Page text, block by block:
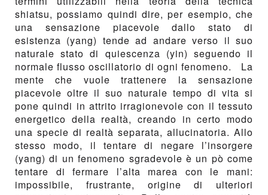
shiatsu, possiamo quindi dire, per esempio, che
una sensazione piacevole dallo stato di
esistenza (yang) tende ad andare verso il suo
naturale stato di quiescenza (yin) seguendo il
normale flusso oscillatorio di ogni fenomeno. La
mente che vuole trattenere la sensazione
piacevole oltre il suo naturale tempo di vita si
pone quindi in attrito irragionevole con il tessuto
energetico della realtà, creando in certo modo
una specie di realtà separata, allucinatoria. Allo
stesso modo, il tentare di negare l’insorgere
(yang) di un fenomeno sgradevole è un pò come
tentare di fermare l’alta marea con le mani:
impossibile, frustrante, origine di ulteriori